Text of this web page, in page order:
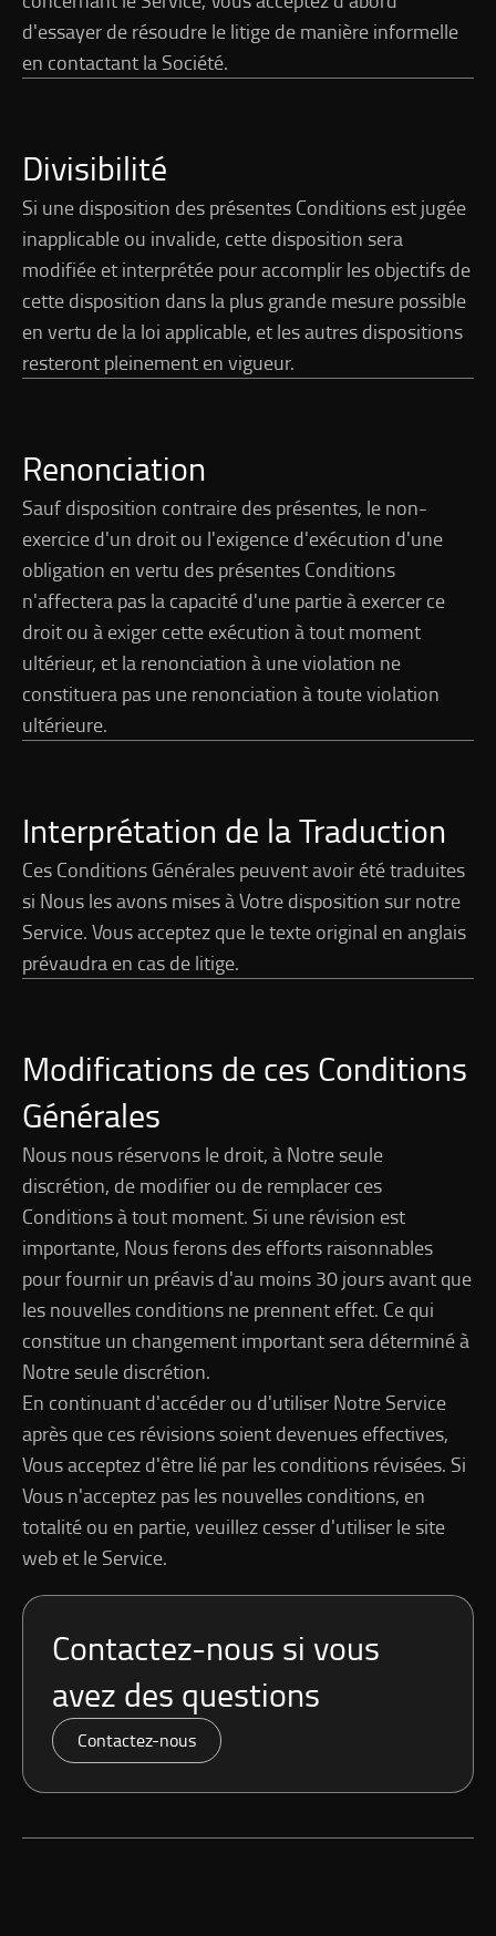
d'essayer de résoudre le litige de manière informelle
en contactant la Société.
Divisibilité
Si une disposition des présentes Conditions est jugée
inapplicable ou invalide, cette disposition sera
modifiée et interprétée pour accomplir les objectifs de
cette disposition dans la plus grande mesure possible
en vertu de la loi applicable, et les autres dispositions
resteront pleinement en vigueur.
Renonciation
Sauf disposition contraire des présentes, le non-
exercice d'un droit ou l'exigence d'exécution d'une
obligation en vertu des présentes Conditions
n'affectera pas la capacité d'une partie à exercer ce
droit ou à exiger cette exécution à tout moment
ultérieur, et la renonciation à une violation ne
constituera pas une renonciation à toute violation
ultérieure.
Interprétation de la Traduction
Ces Conditions Générales peuvent avoir été traduites
si Nous les avons mises à Votre disposition sur notre
Service. Vous acceptez que le texte original en anglais
prévaudra en cas de litige.
Modifications de ces Conditions
Générales
Nous nous réservons le droit, à Notre seule
discrétion, de modifier ou de remplacer ces
Conditions à tout moment. Si une révision est
importante, Nous ferons des efforts raisonnables
pour fournir un préavis d'au moins 30 jours avant que
les nouvelles conditions ne prennent effet. Ce qui
constitue un changement important sera déterminé à
Notre seule discrétion.
En continuant d'accéder ou d'utiliser Notre Service
après que ces révisions soient devenues effectives,
Vous acceptez d'être lié par les conditions révisées. Si
Vous n'acceptez pas les nouvelles conditions, en
totalité ou en partie, veuillez cesser d'utiliser le site
web et le Service.
Contactez-nous si vous
avez des questions
Contactez-nous